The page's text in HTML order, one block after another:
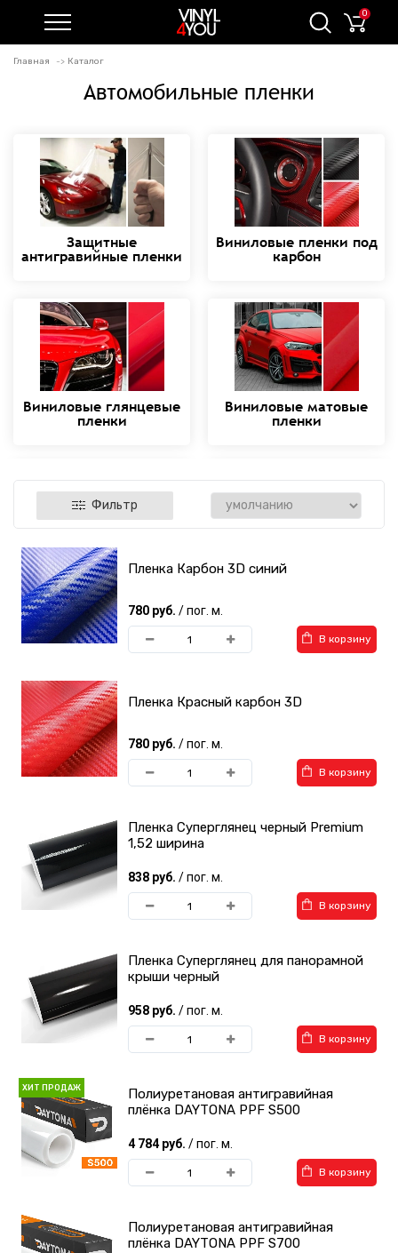
0
Главная Каталог
Автомобильные пленки
Защитные
антигравийные пленки
Виниловые пленки под
карбон
Виниловые глянцевые
пленки
Виниловые матовые
пленки
Виниловые пленки
Хром
Виниловые пленки
Виниловые пленки
Глянцевый металлик
Виниловые пленки под
Виниловые пленки
Алмазная крошка
камуфляжные пленки
Виниловые пленки
Хамелеон
Виниловые пленки
Ксералик
Фильтр
Пленка Карбон 3D синий
780 руб. / пог. м.
В корзину
Пленка Красный карбон 3D
780 руб. / пог. м.
В корзину
Пленка Суперглянец черный Premium
1,52 ширина
838 руб. / пог. м.
В корзину
Пленка Суперглянец для панорамной
крыши черный
958 руб. / пог. м.
В корзину
ХИТ ПРОДАЖ
Полиуретановая антигравийная
плёнка DAYTONA PPF S500
4 784 руб. / пог. м.
В корзину
Полиуретановая антигравийная
плёнка DAYTONA PPF S700